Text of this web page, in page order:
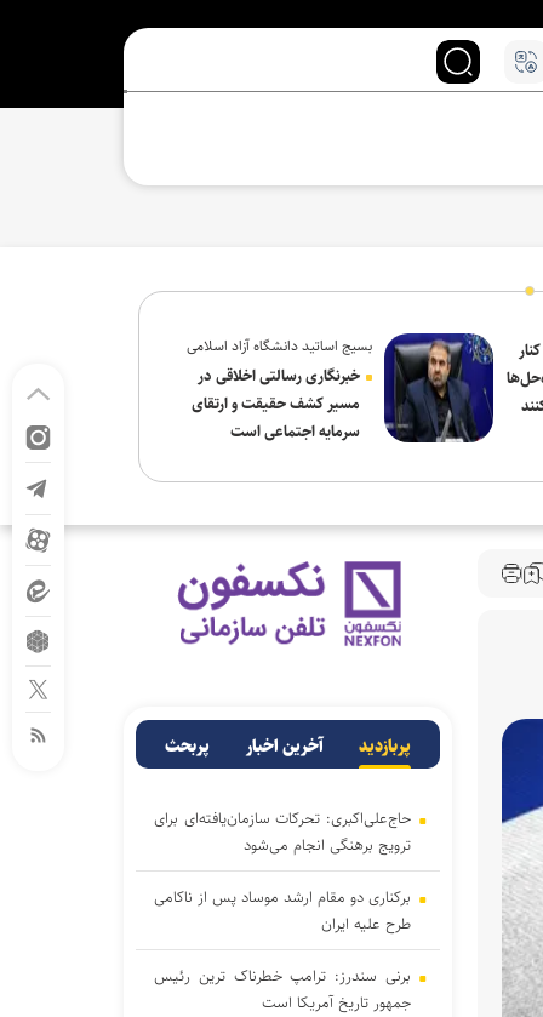
بسیج اساتید دانشگاه آزاد اسلامی
در پیام روز خبرنگار:
خبرنگاری رسالتی اخلاقی در
مسیر کشف حقیقت و ارتقای
سرمایه اجتماعی است
پربازدید آخرین اخبار پربحث
حاج‌علی‌اکبری: تحرکات سازمان‌یافته‌ای برای
ترویج برهنگی انجام می‌شود
برکناری دو مقام ارشد موساد پس از ناکامی
طرح علیه ایران
برنی سندرز: ترامپ خطرناک‌ ترین رئیس‌
جمهور تاریخ آمریکا است